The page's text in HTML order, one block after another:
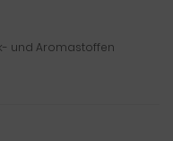
und Aromastoffen